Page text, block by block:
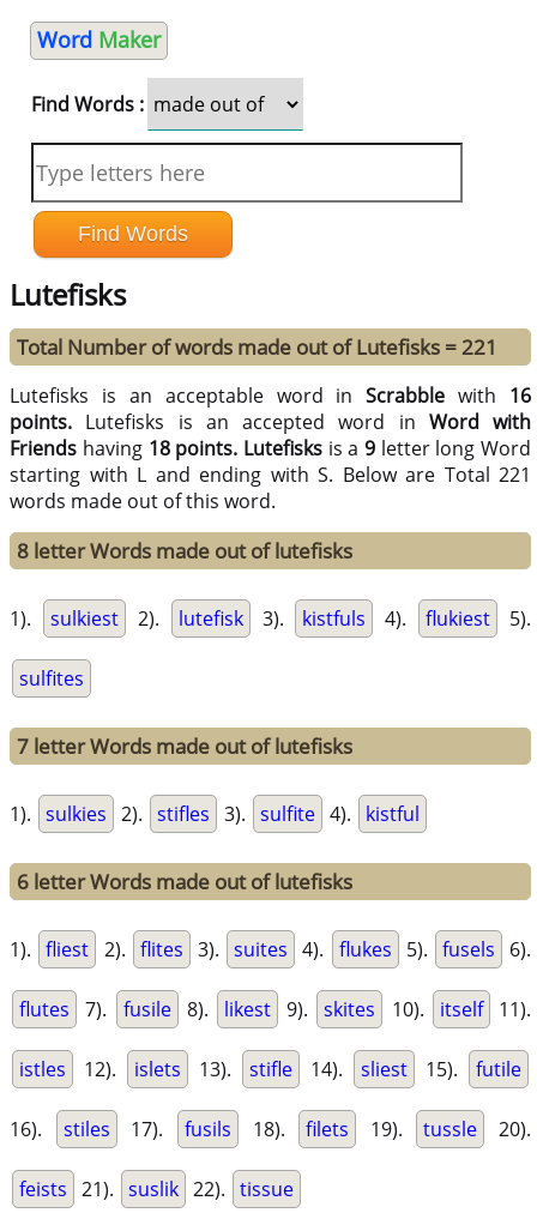
Word Maker
Find Words :
Lutefisks
Total Number of words made out of Lutefisks = 221
Lutefisks is an acceptable word inScrabble with 16
points. Lutefisks is an accepted word in Word with
Friends having 18 points. Lutefisksis a 9letter long Word
starting with L and ending with S. Below are Total 221
words made out of this word.
8 letter Words made out of lutefisks
1). sulkiest 2). lutefisk 3). kistfuls 4). flukiest 5).
sulfites
7 letter Words made out of lutefisks
1). sulkies 2). stifles 3). sulfite 4). kistful
6 letter Words made out of lutefisks
1). fliest 2). flites 3). suites 4). flukes 5). fusels 6).
flutes 7). fusile 8). likest 9). skites 10). itself 11).
istles 12). islets 13). stifle 14). sliest 15). futile
16). stiles 17). fusils 18). filets 19). tussle 20).
feists 21). suslik 22). tissue